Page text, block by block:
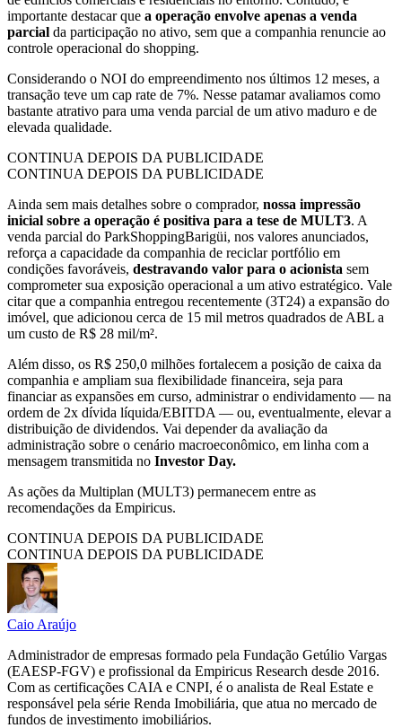
importante destacar que a operação envolve apenas a venda
parcial da participação no ativo, sem que a companhia renuncie ao
controle operacional do shopping.
Considerando o NOI do empreendimento nos últimos 12 meses, a
transação teve um cap rate de 7%. Nesse patamar avaliamos como
bastante atrativo para uma venda parcial de um ativo maduro e de
elevada qualidade.
CONTINUA DEPOIS DA PUBLICIDADE
CONTINUA DEPOIS DA PUBLICIDADE
Ainda sem mais detalhes sobre o comprador, nossa impressão
inicial sobre a operação é positiva para a tese de MULT3. A
venda parcial do ParkShoppingBarigüi, nos valores anunciados,
reforça a capacidade da companhia de reciclar portfólio em
condições favoráveis, destravando valor para o acionista sem
comprometer sua exposição operacional a um ativo estratégico. Vale
citar que a companhia entregou recentemente (3T24) a expansão do
imóvel, que adicionou cerca de 15 mil metros quadrados de ABL a
um custo de R$ 28 mil/m².
Além disso, os R$ 250,0 milhões fortalecem a posição de caixa da
companhia e ampliam sua flexibilidade financeira, seja para
financiar as expansões em curso, administrar o endividamento — na
ordem de 2x dívida líquida/EBITDA — ou, eventualmente, elevar a
distribuição de dividendos. Vai depender da avaliação da
administração sobre o cenário macroeconômico, em linha com a
mensagem transmitida no Investor Day.
As ações da Multiplan (MULT3) permanecem entre as
recomendações da Empiricus.
CONTINUA DEPOIS DA PUBLICIDADE
CONTINUA DEPOIS DA PUBLICIDADE
Caio Araújo
Administrador de empresas formado pela Fundação Getúlio Vargas
(EAESP-FGV) e profissional da Empiricus Research desde 2016.
Com as certificações CAIA e CNPI, é o analista de Real Estate e
responsável pela série Renda Imobiliária, que atua no mercado de
fundos de investimento imobiliários.